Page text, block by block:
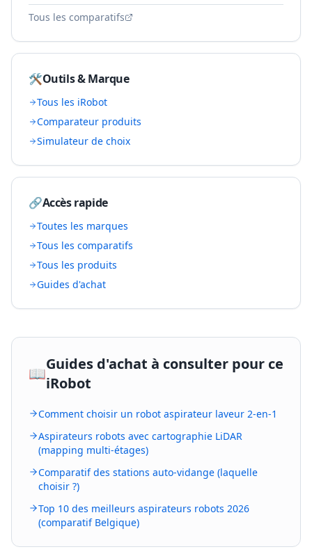
Tous les comparatifs
🛠️Outils & Marque
Tous les iRobot
Comparateur produits
Simulateur de choix
🔗Accès rapide
Toutes les marques
Tous les comparatifs
Tous les produits
Guides d'achat
📖
Guides d'achat à consulter pour ce
iRobot
Comment choisir un robot aspirateur laveur 2-en-1
Aspirateurs robots avec cartographie LiDAR
(mapping multi-étages)
Comparatif des stations auto-vidange (laquelle
choisir ?)
Top 10 des meilleurs aspirateurs robots 2026
(comparatif Belgique)